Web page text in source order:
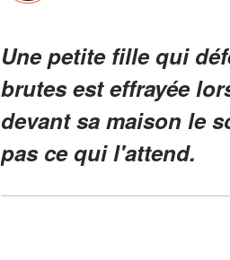
Une petite fille qui
brutes est effrayée
devant sa maison le
pas ce qui l'attend.